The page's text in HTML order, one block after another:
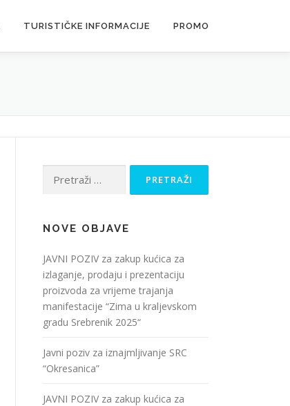
TURISTIČKE INFORMACIJE PROMO
NOVE OBJAVE
JAVNI POZIV za zakup kućica za
izlaganje, prodaju i prezentaciju
proizvoda za vrijeme trajanja
manifestacije “Zima u kraljevskom
gradu Srebrenik 2025“
Javni poziv za iznajmljivanje SRC
“Okresanica”
JAVNI POZIV za zakup kućica za